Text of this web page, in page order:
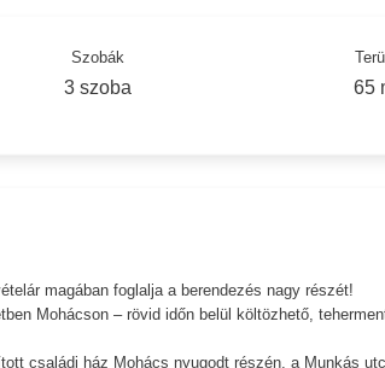
Szobák
3 szoba 65
magában foglalja a berendezés nagy részét!
Mohácson – rövid időn belül költözhető,
családi ház Mohács nyugodt részén, a Munkás